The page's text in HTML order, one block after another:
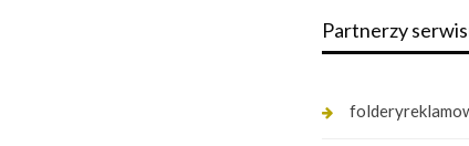
Partnerzy